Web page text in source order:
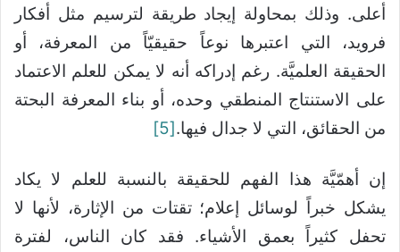
أعلى. وذلك بمحاولة إيجاد طريقة لترسيم مثل أفكار
فرويد، التي اعتبرها نوعاً حقيقيّاً من المعرفة، أو
الحقيقة العلميَّة. رغم إدراكه أنه لا يمكن للعلم الاعتماد
على الاستنتاج المنطقي وحده، أو بناء المعرفة البحتة
من الحقائق، التي لا جدال فيها.[5]
إن أهمّيَّة هذا الفهم للحقيقة بالنسبة للعلم لا يكاد
يشكل خبراً لوسائل إعلام؛ تقتات من الإثارة، لأنها لا
تحفل كثيراً بعمق الأشياء. فقد كان الناس، لفترة